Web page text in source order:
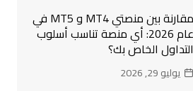
مقارنة بين منصتي MT4 و MT5 في
عام 2026: أي منصة تناسب أسلوب
التداول الخاص بك؟
يوليو 29, 2026